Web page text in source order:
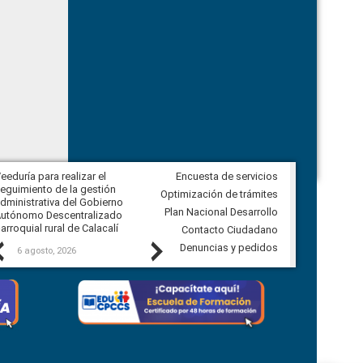
Previous
para realizar el
de la gestión
del Gobierno
Descentralizado
rural de Calacalí
6 agosto, 2026
Veeduría para vigilar los acuerdos,
derivados de la Audiencia Pública
comunidad Urbina, parroquia la
Carolina
5 agosto, 2026
Next
Encuesta de servicios
Optimización de trámites
Plan Nacional Desarrollo
Contacto Ciudadano
Denuncias y pedidos